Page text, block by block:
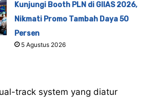
Kunjungi Booth PLN di GIIAS 2026,
Nikmati Promo Tambah Daya 50
Persen
5 Agustus 2026
track system yang diatur